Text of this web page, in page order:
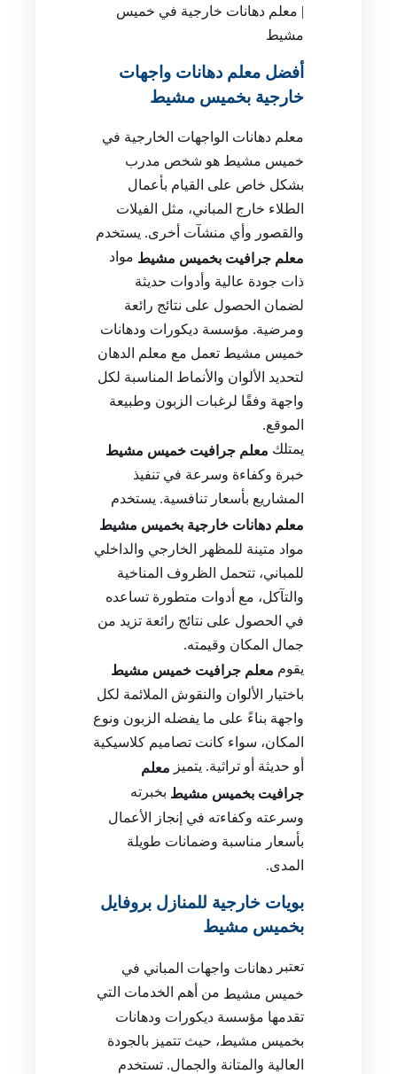
| معلم دهانات خارجية في خميس
مشيط
أفضل معلم دهانات واجهات
خارجية بخميس مشيط
معلم دهانات الواجهات الخارجية في
خميس مشيط هو شخص مدرب
بشكل خاص على القيام بأعمال
الطلاء خارج المباني، مثل الفيلات
والقصور وأي منشآت أخرى. يستخدم
معلم جرافيت بخميس مشيط مواد
ذات جودة عالية وأدوات حديثة
لضمان الحصول على نتائج رائعة
ومرضية. مؤسسة ديكورات ودهانات
خميس مشيط تعمل مع معلم الدهان
لتحديد الألوان والأنماط المناسبة لكل
واجهة وفقًا لرغبات الزبون وطبيعة
الموقع.
يمتلك معلم جرافيت خميس مشيط
خبرة وكفاءة وسرعة في تنفيذ
المشاريع بأسعار تنافسية. يستخدم
معلم دهانات خارجية بخميس مشيط
مواد متينة للمظهر الخارجي والداخلي
للمباني، تتحمل الظروف المناخية
والتآكل، مع أدوات متطورة تساعده
في الحصول على نتائج رائعة تزيد من
جمال المكان وقيمته.
يقوم معلم جرافيت خميس مشيط
باختيار الألوان والنقوش الملائمة لكل
واجهة بناءً على ما يفضله الزبون ونوع
المكان، سواء كانت تصاميم كلاسيكية
أو حديثة أو تراثية. يتميز معلم
جرافيت بخميس مشيط بخبرته
وسرعته وكفاءته في إنجاز الأعمال
بأسعار مناسبة وضمانات طويلة
المدى.
بويات خارجية للمنازل بروفايل
بخميس مشيط
تعتبر دهانات واجهات المباني في
خميس مشيط من أهم الخدمات التي
تقدمها مؤسسة ديكورات ودهانات
بخميس مشيط، حيث تتميز بالجودة
العالية والمتانة والجمال. تستخدم